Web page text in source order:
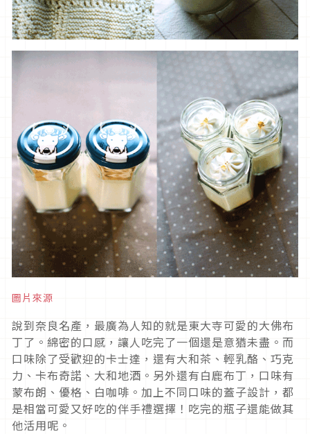
圖片來源
說到奈良名產，最廣為人知的就是東大寺可愛的大佛布
丁了。綿密的口感，讓人吃完了一個還是意猶未盡。而
口味除了受歡迎的卡士達，還有大和茶、輕乳酪、巧克
力、卡布奇諾、大和地酒。另外還有白鹿布丁，口味有
蒙布朗、優格、白咖啡。加上不同口味的蓋子設計，都
是相當可愛又好吃的伴手禮選擇！吃完的瓶子還能做其
他活用呢。